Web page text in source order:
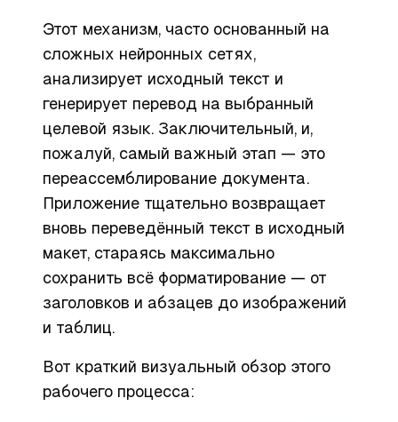
Этот механизм, часто основанный на
сложных нейронных сетях,
анализирует исходный текст и
генерирует перевод на выбранный
целевой язык. Заключительный, и,
пожалуй, самый важный этап — это
переассемблирование документа.
Приложение тщательно возвращает
вновь переведённый текст в исходный
макет, стараясь максимально
сохранить всё форматирование — от
заголовков и абзацев до изображений
и таблиц.
Вот краткий визуальный обзор этого
рабочего процесса: